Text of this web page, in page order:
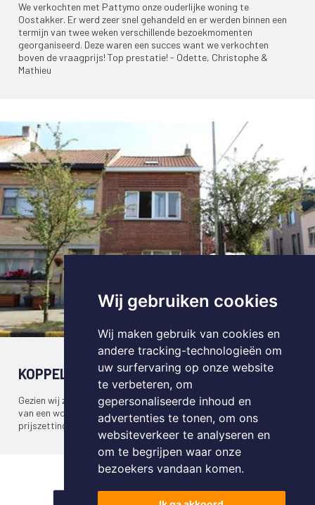
Wij gebruiken cookies
Wij maken gebruik van cookies en
andere tracking-technologieën om
uw surfervaring op onze website
te verbeteren, om
gepersonaliseerde inhoud en
advertenties te tonen, om ons
websiteverkeer te analyseren en
om te begrijpen waar onze
bezoekers vandaan komen.
We verkochten met Pattymo onze ouderlijke woning te
Oostakker. Er werd zeer snel gehandeld en er werden binnen een
termijn van twee weken verschillende bezoekmomenten
georganiseerd. Deze waren een succes want we verkochten
boven de vraagprijs! Top prestatie! - Odette, Christophe &
Mathieu
KOPPELWONING VERKOCHT WONDELGEM
Gezien wij zelf moeilijk tijd kunnen vrijmaken voor het verkopen
van een woning schakelde ik Mathias van Pattymo in. Correcte
prijszetting, snel en betrouwbaar! - Rik & Sophie
3 4 >>